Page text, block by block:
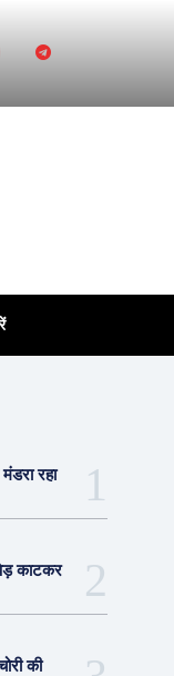
रहा
काटकर
की